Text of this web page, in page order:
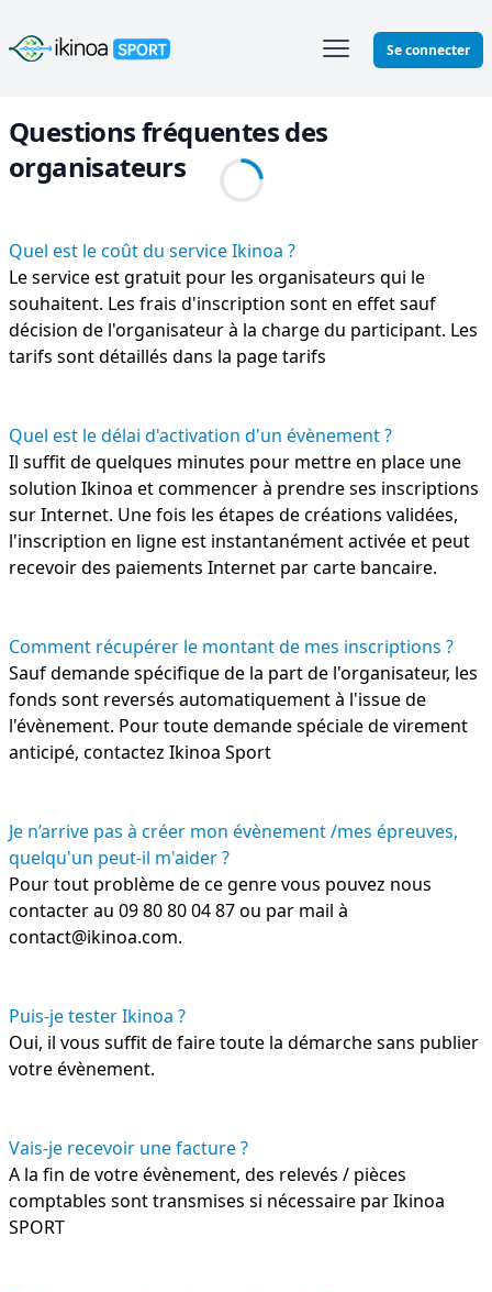
Ikinoa Sport Se connecter
Questions fréquentes des
organisateurs
Quel est le coût du service Ikinoa ?
Le service est gratuit pour les organisateurs qui le
souhaitent. Les frais d'inscription sont en effet sauf
décision de l'organisateur à la charge du participant. Les
tarifs sont détaillés dans la pagetarifs
Quel est le délai d'activation d'un évènement ?
Il suffit de quelques minutes pour mettre en place une
solution Ikinoa et commencer à prendre ses inscriptions
sur Internet. Une fois les étapes de créations validées,
l'inscription en ligne est instantanément activée et peut
recevoir des paiements Internet par carte bancaire.
Comment récupérer le montant de mes inscriptions ?
Sauf demande spécifique de la part de l'organisateur, les
fonds sont reversés automatiquement à l'issue de
l'évènement. Pour toute demande spéciale de virement
anticipé, contactez Ikinoa Sport
Je n’arrive pas à créer mon évènement /mes épreuves,
quelqu'un peut-il m'aider ?
Pour tout problème de ce genre vous pouvez nous
contacter au 09 80 80 04 87 ou par mail à
contact@ikinoa.com.
Puis-je tester Ikinoa ?
Oui, il vous suffit de faire toute la démarche sans publier
votre évènement.
Vais-je recevoir une facture ?
A la fin de votre évènement, des relevés / pièces
comptables sont transmises si nécessaire par Ikinoa
SPORT